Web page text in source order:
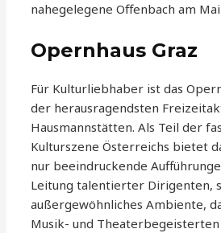
nahegelegene Offenbach am
Opernhaus Graz
Für Kulturliebhaber ist das
der herausragendsten
Hausmannstätten. Als Teil der
Kulturszene Österreichs bietet
nur beeindruckende
Leitung talentierter Dirigenten,
außergewöhnliches Ambiente,
Musik- und